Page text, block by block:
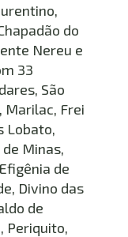
do
Nereu e
33
São
Marilac, Frei
Lobato,
Minas,
de
Divino das
de
Periquito,